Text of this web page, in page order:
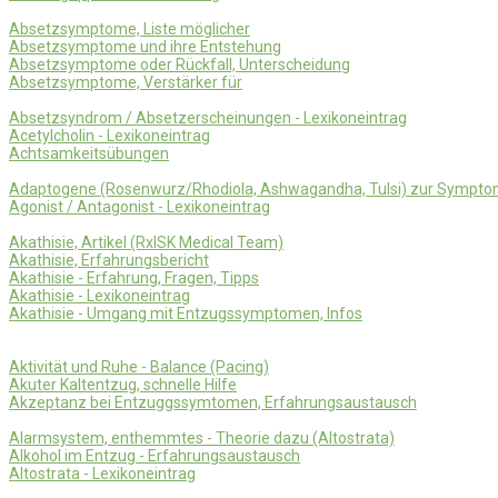
Absetzsymptome, Liste möglicher
Absetzsymptome und ihre Entstehung
Absetzsymptome oder Rückfall, Unterscheidung
Absetzsymptome, Verstärker für
Absetzsyndrom / Absetzerscheinungen - Lexikoneintrag
Acetylcholin - Lexikoneintrag
Achtsamkeitsübungen
Adaptogene (Rosenwurz/Rhodiola, Ashwagandha, Tulsi) zur
Agonist / Antagonist - Lexikoneintrag
Akathisie, Artikel (RxISK Medical Team)
Akathisie, Erfahrungsbericht
Akathisie - Erfahrung, Fragen, Tipps
Akathisie - Lexikoneintrag
Akathisie - Umgang mit Entzugssymptomen, Infos
Aktivität und Ruhe - Balance (Pacing)
Akuter Kaltentzug, schnelle Hilfe
Akzeptanz bei Entzuggssymtomen, Erfahrungsaustausch
Alarmsystem, enthemmtes - Theorie dazu (Altostrata)
Alkohol im Entzug - Erfahrungsaustausch
Altostrata - Lexikoneintrag